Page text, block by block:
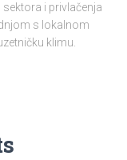
i privlačenja
s lokalnom
klimu.